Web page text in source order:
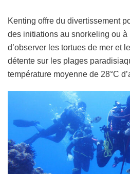
Kenting offre du divertissement
des initiations au snorkeling ou à
d’observer les tortues de mer et
détente sur les plages
température moyenne de 28°C